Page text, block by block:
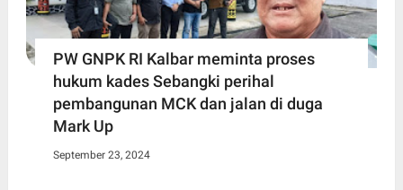
PW GNPK RI Kalbar meminta proses
hukum kades Sebangki perihal
pembangunan MCK dan jalan di duga
Mark Up
September 23, 2024